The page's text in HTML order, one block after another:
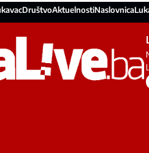
DruštvoAktuelnostiNaslovnica